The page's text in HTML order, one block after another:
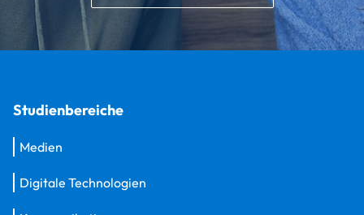
Studienbereiche
Medien
Digitale Technologien